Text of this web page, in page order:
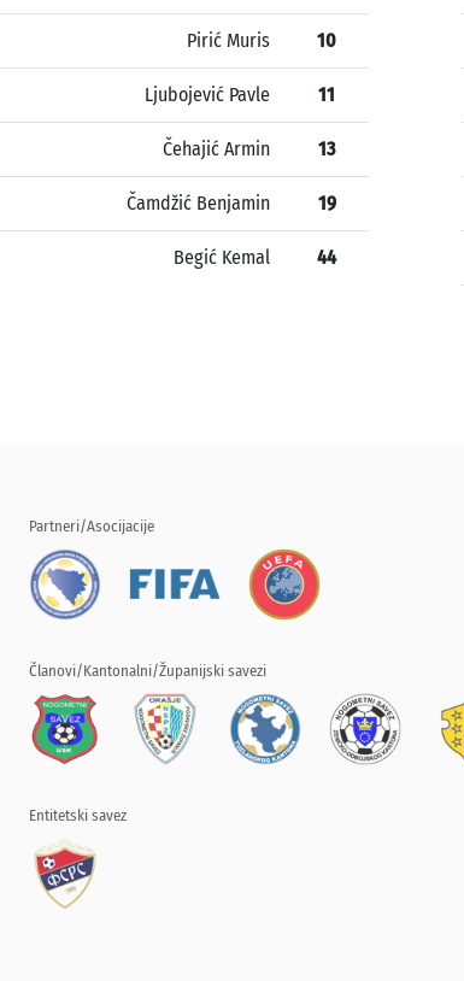
Pirić Muris 10
Ljubojević Pavle 11
Čehajić Armin 13
Čamdžić Benjamin 19
Begić Kemal 44
Partneri/Asocijacije
Članovi/Kantonalni/Županijski savezi
Entitetski savez